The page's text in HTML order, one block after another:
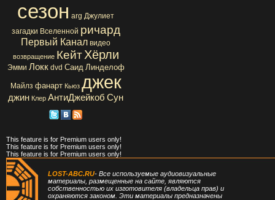
сезон arg Джулиет
загадки Вселенной ричард
Первый Канал видео
возвращение Кейт Хёрли
Эмми Локк dvd Саид Линделоф
Майлз фанарт Кьюз джек
джин Клер АнтиДжейкоб Сун
This feature is for Premium users only!
This feature is for Premium users only!
This feature is for Premium users only!
LOST-ABC.RU- Все используемые аудиовизуальные
материалы, размещенные на сайте, являются
собственностью их изготовителя (владельца прав) и
охраняются законом. Эти материалы предназначены